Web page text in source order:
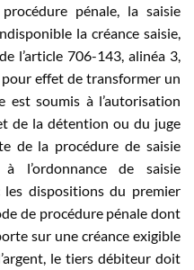
pénale, la saisie
la créance saisie,
l’article 706-143, alinéa 3,
effet de transformer un
est soumis à l’autorisation
de la détention ou du juge
de la procédure de saisie
à l’ordonnance de saisie
les dispositions du premier
de procédure pénale dont
sur une créance exigible
le tiers débiteur doit